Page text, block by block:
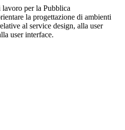
per la Pubblica
la progettazione di ambienti
al service design, alla user
user interface.